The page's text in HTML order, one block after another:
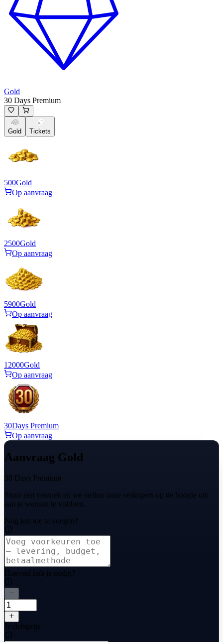
Gold
30 Days Premium
Gold Tickets
500Gold
Op aanvraag
2500Gold
Op aanvraag
5900Gold
Op aanvraag
12000Gold
Op aanvraag
30Days Premium
Op aanvraag
Aanvraag Gold
30 Days Premium
Stuur een verzoek en we stellen onze verkopers op de hoogte om
aan je wensen te voldoen.
Nog iets toe te voegen?
Hoeveel heb je nodig?
Je richtprijs